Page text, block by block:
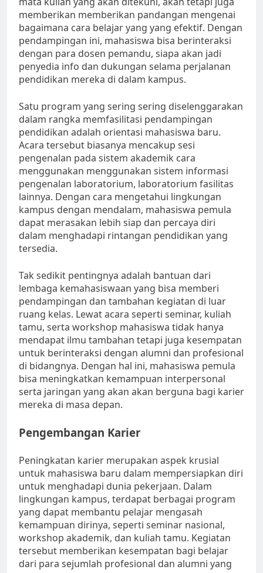
memberikan memberikan pandangan mengenai
bagaimana cara belajar yang yang efektif. Dengan
pendampingan ini, mahasiswa bisa berinteraksi
dengan para dosen pemandu, siapa akan jadi
penyedia info dan dukungan selama perjalanan
pendidikan mereka di dalam kampus.
Satu program yang sering sering diselenggarakan
dalam rangka memfasilitasi pendampingan
pendidikan adalah orientasi mahasiswa baru.
Acara tersebut biasanya mencakup sesi
pengenalan pada sistem akademik cara
menggunakan menggunakan sistem informasi
pengenalan laboratorium, laboratorium fasilitas
lainnya. Dengan cara mengetahui lingkungan
kampus dengan mendalam, mahasiswa pemula
dapat merasakan lebih siap dan percaya diri
dalam menghadapi rintangan pendidikan yang
tersedia.
Tak sedikit pentingnya adalah bantuan dari
lembaga kemahasiswaan yang bisa memberi
pendampingan dan tambahan kegiatan di luar
ruang kelas. Lewat acara seperti seminar, kuliah
tamu, serta workshop mahasiswa tidak hanya
mendapat ilmu tambahan tetapi juga kesempatan
untuk berinteraksi dengan alumni dan profesional
di bidangnya. Dengan hal ini, mahasiswa pemula
bisa meningkatkan kemampuan interpersonal
serta jaringan yang akan akan berguna bagi karier
mereka di masa depan.
Pengembangan Karier
Peningkatan karier merupakan aspek krusial
untuk mahasiswa baru dalam mempersiapkan diri
untuk menghadapi dunia pekerjaan. Dalam
lingkungan kampus, terdapat berbagai program
yang dapat membantu pelajar mengasah
kemampuan dirinya, seperti seminar nasional,
workshop akademik, dan kuliah tamu. Kegiatan
tersebut memberikan kesempatan bagi belajar
dari para sejumlah profesional dan alumni yang